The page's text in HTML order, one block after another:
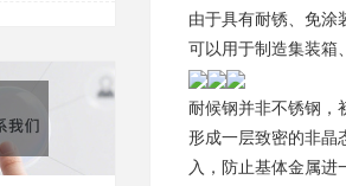
由于具有耐锈、免涂
可以用于制造集装箱
耐候钢并非不锈钢，
形成一层致密的非晶
入，防止基体金属